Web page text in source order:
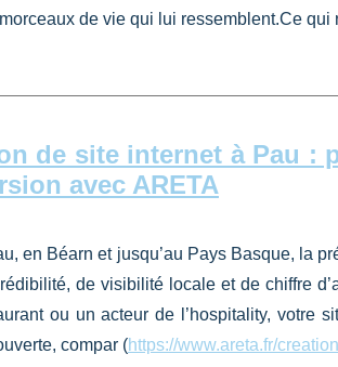
de vie qui lui ressemblent.Ce qui
de site internet à Pau :
avec ARETA
en Béarn et jusqu’au Pays Basque, la
de visibilité locale et de chiffre
ou un acteur de l’hospitality, votre
compar (https://www.areta.fr/